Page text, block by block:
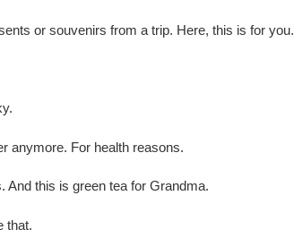
or souvenirs from a trip. Here, this is for you.
anymore. For health reasons.
And this is green tea for Grandma.
that.